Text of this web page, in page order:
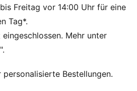
besteht zu mindestens
und der untere Teil
Materialien.
Freitag vor 14:00 Uhr für eine
Tag*.
Mehr unter
Bestellungen.